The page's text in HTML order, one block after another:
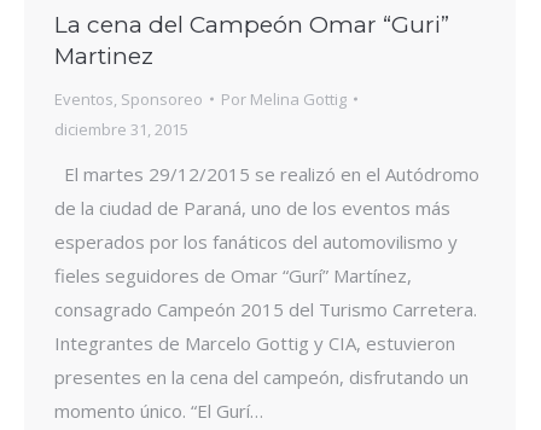
La cena del Campeón Omar “Guri”
Martinez
Eventos, Sponsoreo Por Melina Gottig
diciembre 31, 2015
El martes 29/12/2015 se realizó en el Autódromo
de la ciudad de Paraná, uno de los eventos más
esperados por los fanáticos del automovilismo y
fieles seguidores de Omar “Gurí” Martínez,
consagrado Campeón 2015 del Turismo Carretera.
Integrantes de Marcelo Gottig y CIA, estuvieron
presentes en la cena del campeón, disfrutando un
momento único. “El Gurí…